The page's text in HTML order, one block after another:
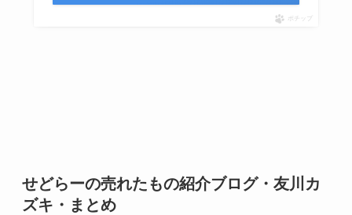
ポチップ
せどらーの売れたもの紹介ブログ・友川カ
ズキ・まとめ